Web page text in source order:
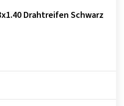
Drahtreifen Schwarz